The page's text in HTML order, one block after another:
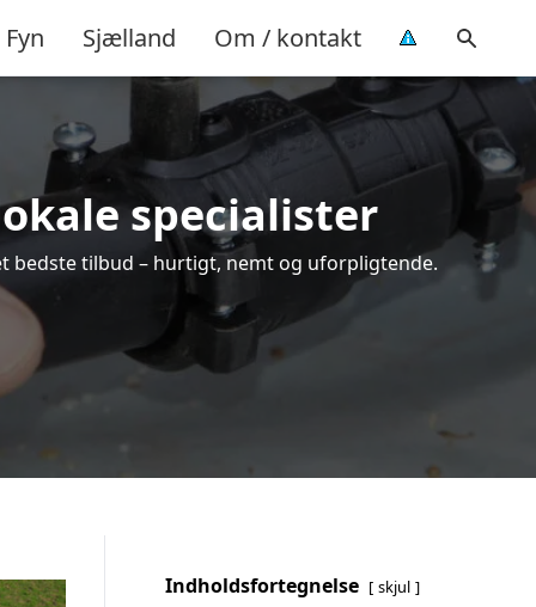
Fyn Sjælland Om / kontakt
specialister
bedste tilbud – hurtigt, nemt og uforpligtende.
Indholdsfortegnelse skjul